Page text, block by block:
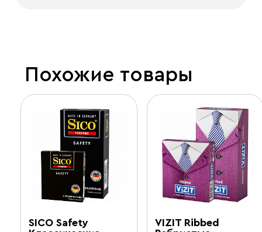
Похожие товары
SICO Safety
VIZIT Ribbed